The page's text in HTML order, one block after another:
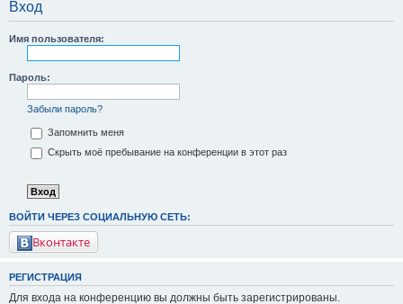
Вход
Имя пользователя:
Пароль:
Забыли пароль?
Запомнить меня
Скрыть моё пребывание на конференции в этот раз
ВОЙТИ ЧЕРЕЗ СОЦИАЛЬНУЮ СЕТЬ:
Вконтакте
РЕГИСТРАЦИЯ
Для входа на конференцию вы должны быть зарегистрированы.